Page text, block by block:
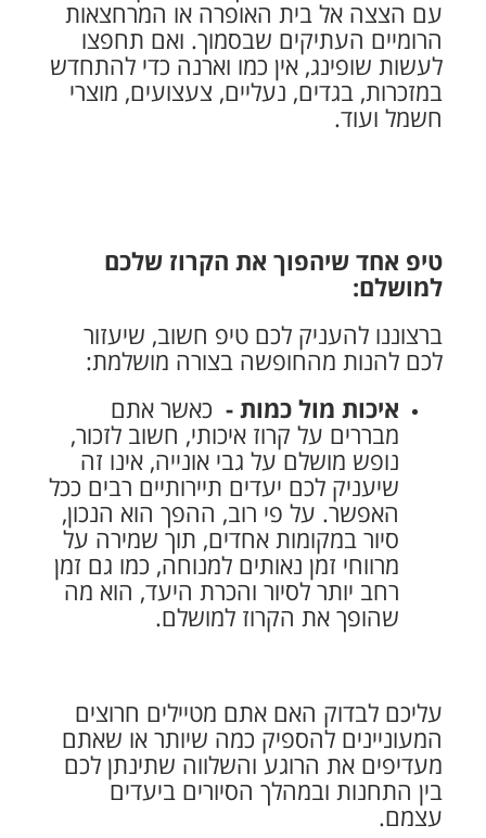
עם הצצה אל בית האופרה או המרחצאות
הרומיים העתיקים שבסמוך. ואם תחפצו
לעשות שופינג, אין כמו וארנה כדי להתחדש
במזכרות, בגדים, נעליים, צעצועים, מוצרי
חשמל ועוד.
טיפ אחד שיהפוך את הקרוז שלכם
למושלם:
ברצוננו להעניק לכם טיפ חשוב, שיעזור
לכם להנות מהחופשה בצורה מושלמת:
איכות מול כמות - כאשר אתם
מבררים על קרוז איכותי, חשוב לזכור,
נופש מושלם על גבי אונייה, אינו זה
שיעניק לכם יעדים תיירותיים רבים ככל
האפשר. על פי רוב, ההפך הוא הנכון,
סיור במקומות אחדים, תוך שמירה על
מרווחי זמן נאותים למנוחה, כמו גם זמן
רחב יותר לסיור והכרת היעד, הוא מה
שהופך את הקרוז למושלם.
עליכם לבדוק האם אתם מטיילים חרוצים
המעוניינים להספיק כמה שיותר או שאתם
מעדיפים את הרוגע והשלווה שתינתן לכם
בין התחנות ובמהלך הסיורים ביעדים
עצמם.